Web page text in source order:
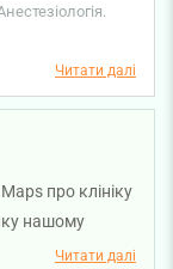
змінили час.
подяка всім
період та
він
стосується
Оскільки я
Андрію
Читати далі
про клініку
нашому
і щиро
Читати далі